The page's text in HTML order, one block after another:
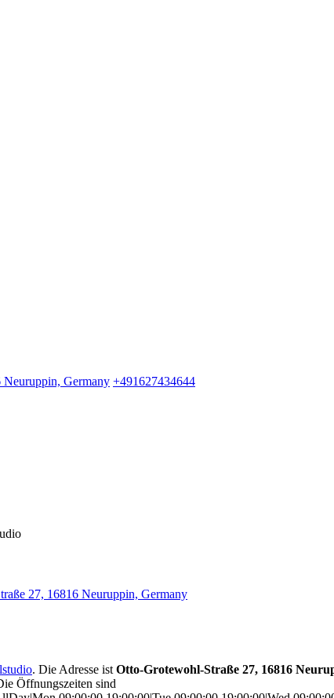
Germany +491627434644
27, 16816 Neuruppin, Germany
. Die Adresse ist Otto-Grotewohl-Straße 27, 16816
Öffnungszeiten sind